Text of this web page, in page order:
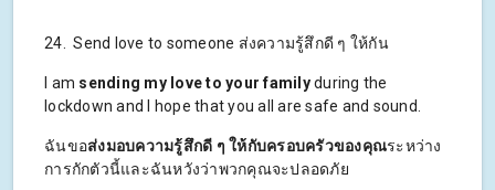
24. Send love to someone ส่งความรู้สึกดี ๆ ให้กัน
I am sending my love to your familyduring the
lockdown and I hope that you all are safe and sound.
ฉันขอส่งมอบความรู้สึกดี ๆ ให้กับครอบครัวของคุณระหว่าง
การกักตัวนี้และฉันหวังว่าพวกคุณจะปลอดภัย